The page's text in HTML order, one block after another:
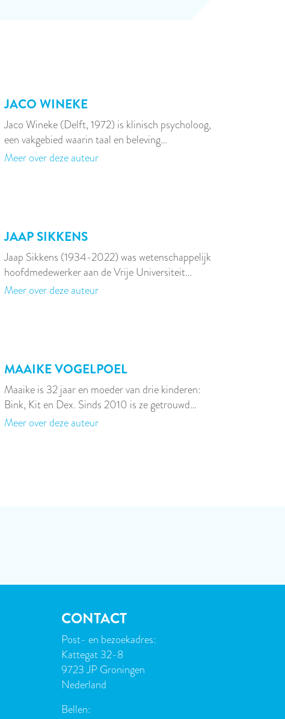
JACO WINEKE
Jaco Wineke (Delft, 1972) is klinisch psycholoog,
een vakgebied waarin taal en beleving…
Meer over deze auteur
JAAP SIKKENS
Jaap Sikkens (1934-2022) was wetenschappelijk
hoofdmedewerker aan de Vrije Universiteit…
Meer over deze auteur
MAAIKE VOGELPOEL
Maaike is 32 jaar en moeder van drie kinderen:
Bink, Kit en Dex. Sinds 2010 is ze getrouwd…
Meer over deze auteur
CONTACT
Post- en bezoekadres:
Kattegat 32-8
9723 JP Groningen
Nederland
Bellen: